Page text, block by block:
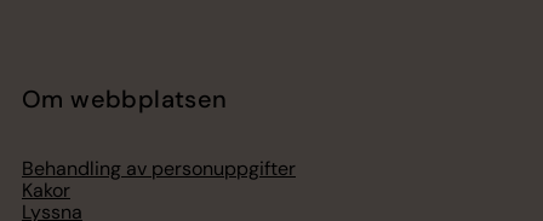
Om webbplatsen
Behandling av personuppgifter
Kakor
Lyssna